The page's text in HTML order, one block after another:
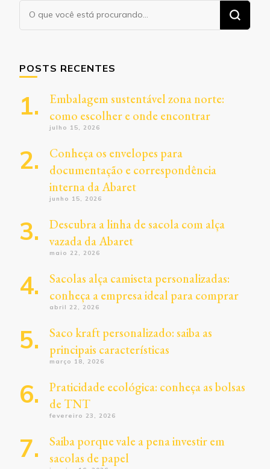
Procurando
algo?
POSTS RECENTES
Embalagem sustentável zona norte:
como escolher e onde encontrar
julho 15, 2026
Conheça os envelopes para
documentação e correspondência
interna da Abaret
junho 15, 2026
Descubra a linha de sacola com alça
vazada da Abaret
maio 22, 2026
Sacolas alça camiseta personalizadas:
conheça a empresa ideal para comprar
abril 22, 2026
Saco kraft personalizado: saiba as
principais características
março 18, 2026
Praticidade ecológica: conheça as bolsas
de TNT
fevereiro 23, 2026
Saiba porque vale a pena investir em
sacolas de papel